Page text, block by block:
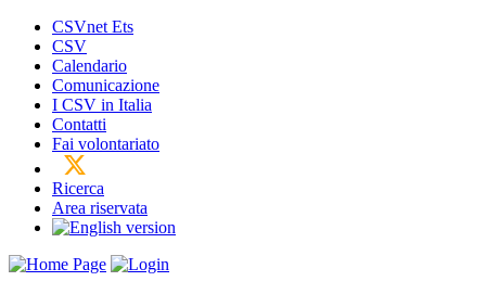
CSVnet Ets
CSV
Calendario
Comunicazione
I CSV in Italia
Contatti
Fai volontariato
Ricerca
Area riservata